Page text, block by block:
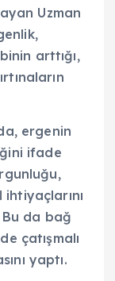
Uzman
arttığı,
ergenin
ifade
Bu da bağ
çatışmalı
yaptı.